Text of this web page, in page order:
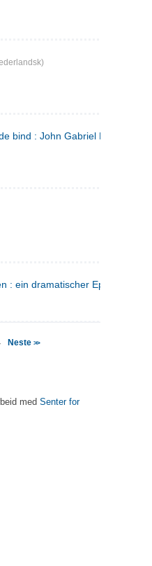
bind : John Gabriel Borkman ;
: ein dramatischer Epilog in drei
Neste >>
med Senter for